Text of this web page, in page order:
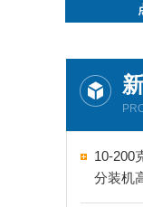
10-200
分装机